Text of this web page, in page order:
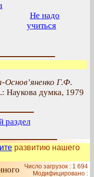
Не надо
учиться
Основ’яненко Г.Ф.
Наукова думка, 1979
раздел
развитию нашего
Число загрузок : 1 694
Модифицировано :